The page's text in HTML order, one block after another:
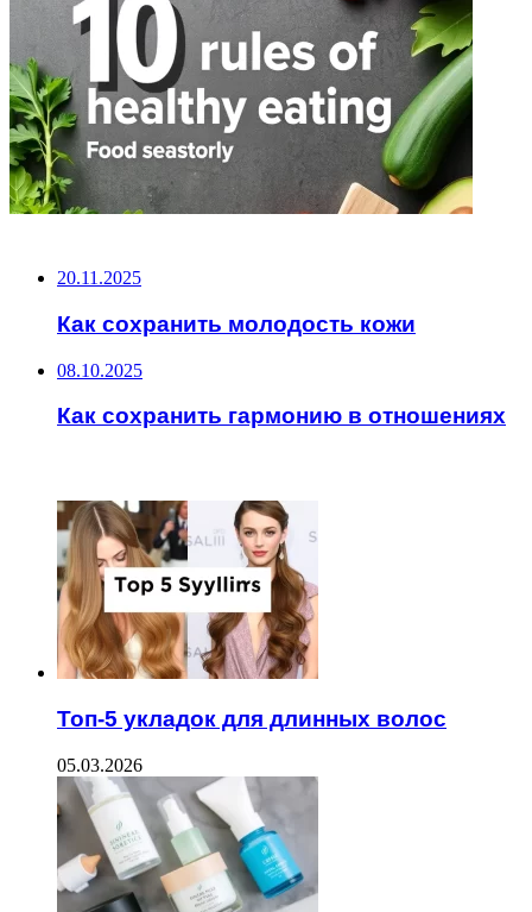
20.11.2025
Как сохранить молодость кожи
08.10.2025
Как сохранить гармонию в отношениях
Топ-5 укладок для длинных волос
05.03.2026